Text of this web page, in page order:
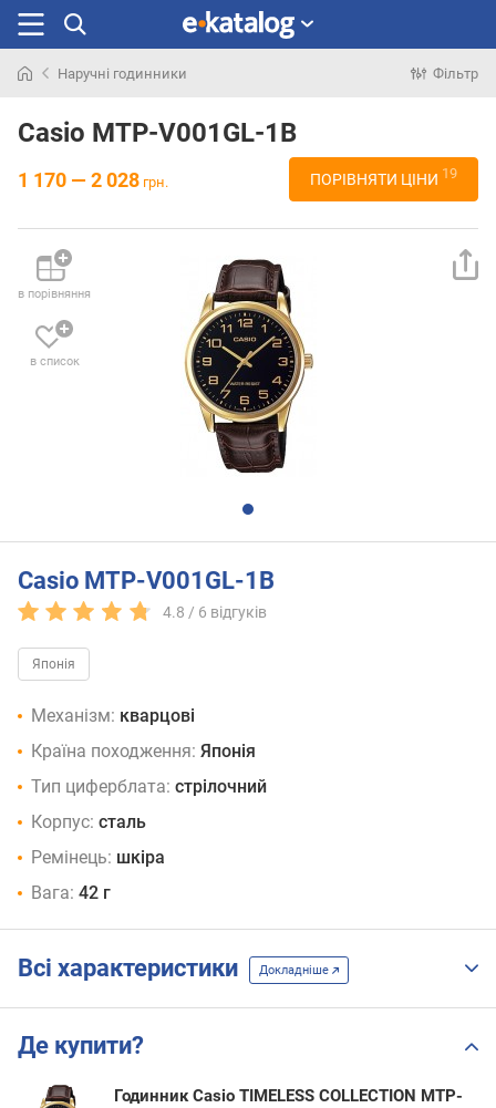
раніше
Наручні годинники Фільтр
Casio MTP-V001GL-1B
1 170 — 2 028 грн. ПОРІВНЯТИ ЦІНИ 19
в порівняння
в список
Casio MTP-V001GL-1B
4.8 / 6 відгуків
Японія
Механізм: кварцові
Країна походження: Японія
Тип циферблата: стрілочний
Корпус: сталь
Ремінець: шкіра
Вага: 42 г
Всі характеристики Докладніше
Де купити?
Годинник Casio TIMELESS COLLECTION MTP-